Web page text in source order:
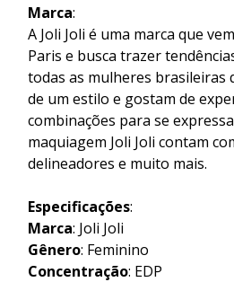
Marca:
A Joli Joli é uma marca que
Paris e busca trazer
todas as mulheres brasileiras
de um estilo e gostam de
combinações para se
maquiagem Joli Joli contam
delineadores e muito mais.
Especificações:
Marca: Joli Joli
Gênero: Feminino
Concentração: EDP